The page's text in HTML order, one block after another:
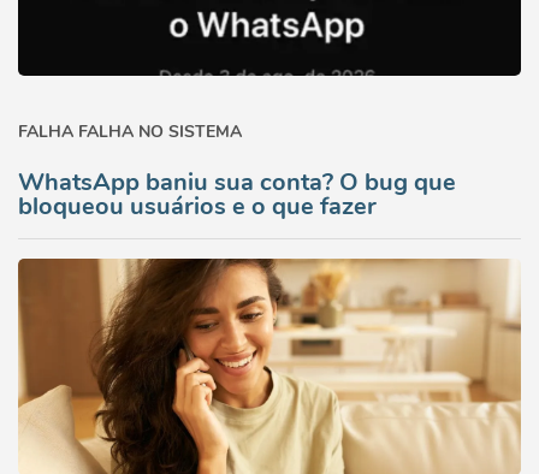
FALHA FALHA NO SISTEMA
WhatsApp baniu sua conta? O bug que
bloqueou usuários e o que fazer